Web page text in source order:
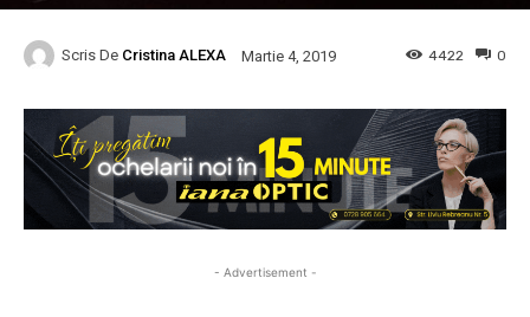
Scris De Cristina ALEXA Martie 4, 2019 0
4422
- Advertisement -